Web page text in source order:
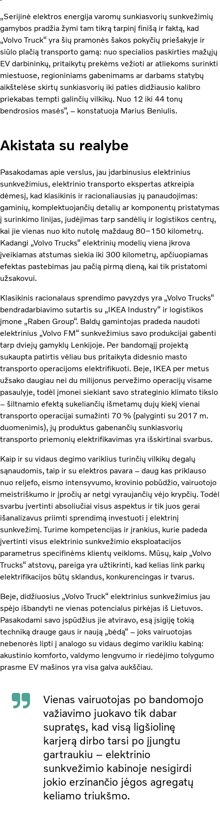
„Serijinė elektros energija varomų sunkiasvorių sunkvežimių
gamybos pradžia žymi tam tikrą tarpinį finišą ir faktą, kad
„Volvo Truck“ yra šių pramonės šakos pokyčių priešakyje ir
siūlo plačią transporto gamą: nuo specialios paskirties mažųjų
EV darbininkų, pritaikytų prekėms vežioti ar atliekoms surinkti
miestuose, regioniniams gabenimams ar darbams statybų
aikštelėse skirtų sunkiasvorių iki paties didžiausio kalibro
priekabas tempti galinčių vilkikų. Nuo 12 iki 44 tonų
bendrosios masės“, – konstatuoja Marius Beniulis.
Akistata su realybe
Pasakodamas apie verslus, jau įdarbinusius elektrinius
sunkvežimius, elektrinio transporto ekspertas atkreipia
dėmesį, kad klasikinis ir racionaliausias jų panaudojimas:
gaminių, komplektuojančių detalių ar komponentų pristatymas
į surinkimo linijas, judėjimas tarp sandėlių ir logistikos centrų,
kai jie vienas nuo kito nutolę maždaug 80–150 kilometrų.
Kadangi „Volvo Trucks“ elektrinių modelių viena įkrova
įveikiamas atstumas siekia iki 300 kilometrų, apčiuopiamas
efektas pastebimas jau pačią pirmą dieną, kai tik pristatomi
užsakovui.
Klasikinis racionalaus sprendimo pavyzdys yra „Volvo Trucks“
bendradarbiavimo sutartis su „IKEA Industry“ ir logistikos
įmone „Raben Group“. Baldų gamintojas pradeda naudoti
elektrinius „Volvo FM“ sunkvežimius savo produkcijai gabenti
tarp dviejų gamyklų Lenkijoje. Per bandomąjį projektą
sukaupta patirtis vėliau bus pritaikyta didesnio masto
transporto operacijoms elektrifikuoti. Beje, IKEA per metus
užsako daugiau nei du milijonus pervežimo operacijų visame
pasaulyje, todėl įmonei siekiant savo strateginio klimato tikslo
– šiltnamio efektą sukeliančių išmetamų dujų kiekį vienai
transporto operacijai sumažinti 70 % (palyginti su 2017 m.
duomenimis), jų produktus gabenančių sunkiasvorių
transporto priemonių elektrifikavimas yra išskirtinai svarbus.
Kaip ir su vidaus degimo variklius turinčių vilkikų degalų
sąnaudomis, taip ir su elektros pavara – daug kas priklauso
nuo reljefo, eismo intensyvumo, krovinio pobūdžio, vairuotojo
meistriškumo ir įpročių ar netgi vyraujančių vėjo krypčių. Todėl
svarbu įvertinti absoliučiai visus aspektus ir tik juos gerai
išanalizavus priimti sprendimą investuoti į elektrinį
sunkvežimį. Turime kompetencijas ir įrankius, kurie padeda
įvertinti visus elektrinio sunkvežimio eksploatacijos
parametrus specifinėms klientų veikloms. Mūsų, kaip „Volvo
Trucks“ atstovų, pareiga yra užtikrinti, kad kelias link parkų
elektrifikacijos būtų sklandus, konkurencingas ir tvarus.
Beje, didžiuosius „Volvo Truck“ elektrinius sunkvežimius jau
spėjo išbandyti ne vienas potencialus pirkėjas iš Lietuvos.
Pasakodami savo įspūdžius jie atviravo, esą įsigiję tokią
techniką drauge gaus ir naują „bėdą“ – joks vairuotojas
nebenorės lipti į analogo su vidaus degimo varikliu kabiną:
akustinio komforto, valdymo lengvumo ir riedėjimo tolygumo
prasme EV mašinos yra visa galva aukščiau.
Vienas vairuotojas po bandomojo
važiavimo juokavo tik dabar
supratęs, kad visą ligšiolinę
karjerą dirbo tarsi po įjungtu
gartraukiu – elektrinio
sunkvežimio kabinoje nesigirdi
jokio erzinančio jėgos agregatų
keliamo triukšmo.